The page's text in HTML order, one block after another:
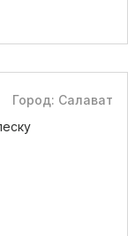
Город: Салават